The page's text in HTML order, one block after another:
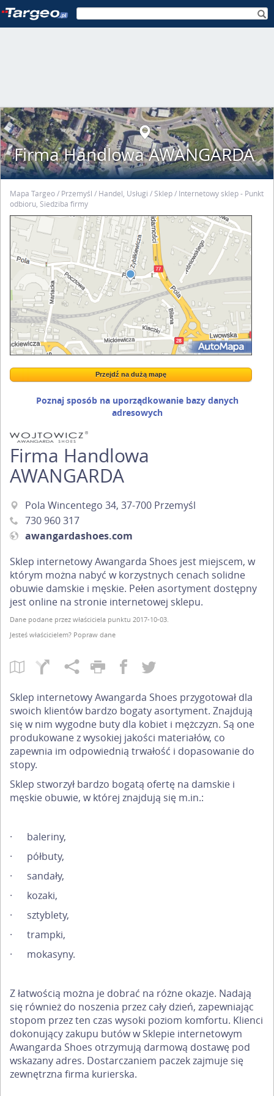
Firma Handlowa AWANGARDA
Mapa Targeo Przemyśl Handel, Usługi Sklep
Internetowy sklep - Punkt
odbioru, Siedziba firmy
Wstaw tę mapkę na swoją stronę
Przejdź na dużą mapę
Przejdź na dużą mapę
Poznaj sposób na uporządkowanie bazy danych
adresowych
Firma Handlowa
AWANGARDA
Pola Wincentego 34, 37-700 Przemyśl
730 960 317
awangardashoes.com
Sklep internetowy Awangarda Shoes jest miejscem, w
którym można nabyć w korzystnych cenach solidne
obuwie damskie i męskie. Pełen asortyment dostępny
jest online na stronie internetowej sklepu.
Dane podane przez właściciela punktu 2017-10-03.
Jesteś właścicielem? Popraw dane
Sklep internetowy Awangarda Shoes przygotował dla
swoich klientów bardzo bogaty asortyment. Znajdują
się w nim wygodne buty dla kobiet i mężczyzn. Są one
produkowane z wysokiej jakości materiałów, co
zapewnia im odpowiednią trwałość i dopasowanie do
stopy.
Sklep stworzył bardzo bogatą ofertę na damskie i
męskie obuwie, w której znajdują się m.in.:
·
baleriny,
·
półbuty,
·
sandały,
·
kozaki,
·
sztyblety,
·
trampki,
·
mokasyny.
Z łatwością można je dobrać na różne okazje. Nadają
się również do noszenia przez cały dzień, zapewniając
stopom przez ten czas wysoki poziom komfortu. Klienci
dokonujący zakupu butów w Sklepie internetowym
Awangarda Shoes otrzymują darmową dostawę pod
wskazany adres. Dostarczaniem paczek zajmuje się
zewnętrzna firma kurierska.